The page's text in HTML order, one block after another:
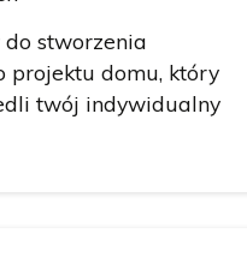
stworzenia
projektu domu, który
twój indywidualny